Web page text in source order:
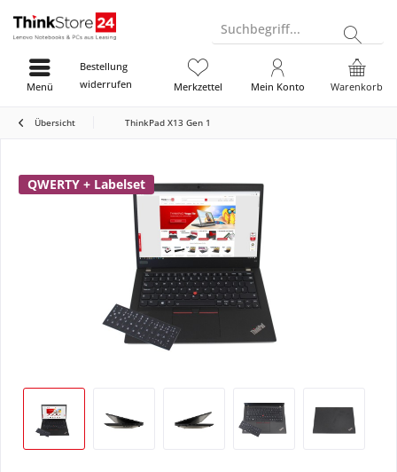
Suchbegriff...
Bestellung
widerrufen
Warenkorb
Merkzettel Mein Konto
Menü
Übersicht ThinkPad X13 Gen 1
QWERTY + Labelset